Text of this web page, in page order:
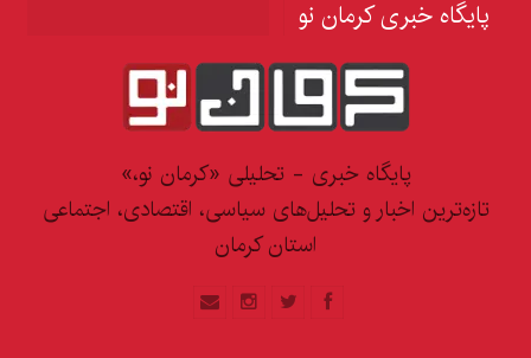
پایگاه خبری کرمان نو
پایگاه خبری - تحلیلی «کرمان نو،»
تازه‌ترین اخبار و تحلیل‌های سیاسی، اقتصادی، اجتماعی
استان کرمان